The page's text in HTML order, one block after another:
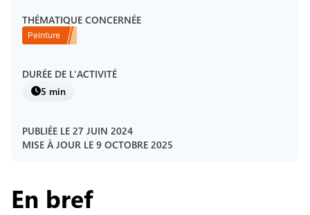
THÉMATIQUE CONCERNÉE
Peinture
DURÉE DE L'ACTIVITÉ
5 min
PUBLIÉE LE 27 JUIN 2024
MISE À JOUR LE 9 OCTOBRE 2025
En bref